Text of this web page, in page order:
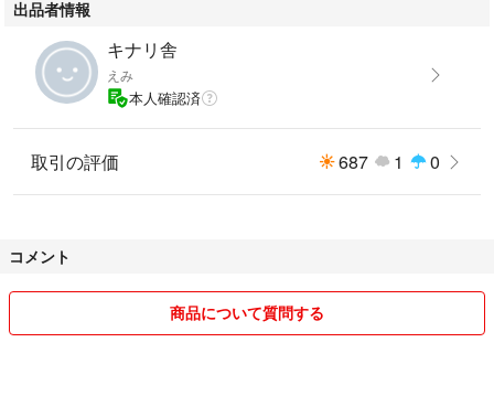
出品者情報
キナリ舎
えみ
本人確認済
取引の評価 687 1 0
コメント
商品について質問する